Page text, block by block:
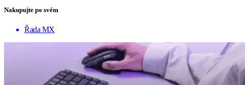
Nakupujte po svém
Řada MX